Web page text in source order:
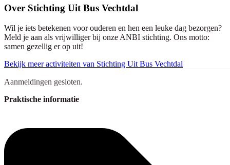
Over Stichting Uit Bus Vechtdal
Wil je iets betekenen voor ouderen en hen een leuke dag bezorgen?
Meld je aan als vrijwilliger bij onze ANBI stichting. Ons motto:
samen gezellig er op uit!
Bekijk meer activiteiten van Stichting Uit Bus Vechtdal
Aanmeldingen gesloten.
Praktische informatie